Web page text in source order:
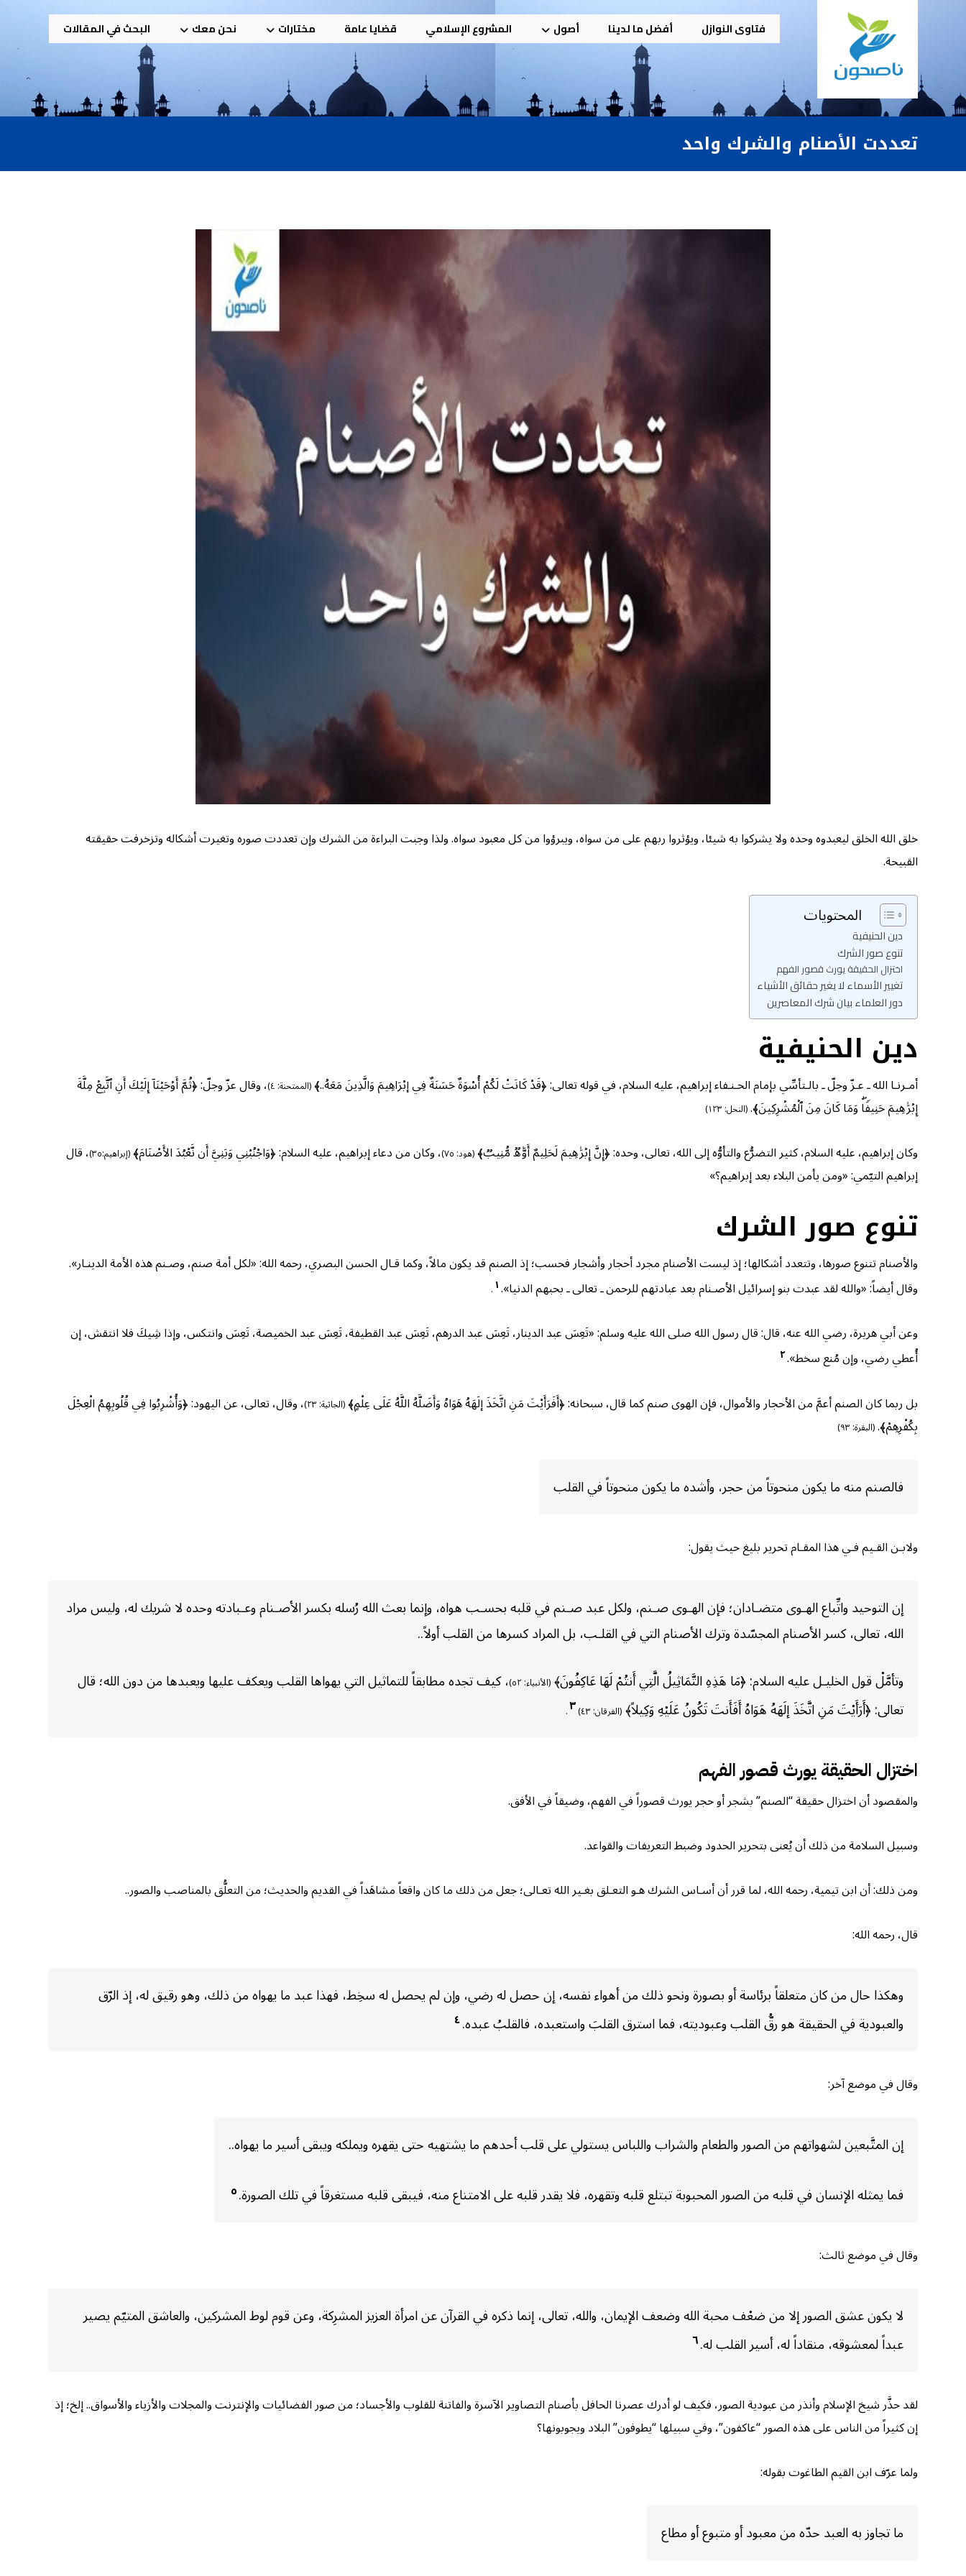
فتاوى النوازل أفضل ما لدينا أصول المشروع الإسلامي قضايا عامة مختارات نحن معك البحث في المقالات
تعددت الأصنام والشرك واحد
خلق الله الخلق ليعبدوه وحده ولا يشركوا به شيئا، ويؤثروا ربهم على من سواه، ويبرؤوا من كل معبود سواه. ولذا وجبت البراءة من الشرك وإن تعددت صوره وتغيرت أشكاله وتزخرفت حقيقته
القبيحة.
المحتويات
دين الحنيفية
تنوع صور الشرك
اختزال الحقيقة يورث قصور الفهم
تغيير الأسماء لا يغير حقائق الأشياء
دور العلماء بيان شرك المعاصرين
دين الحنيفية
أمـرنـا الله ـ عـزّ وجلّ ـ بالـتأسِّي بإمام الحـنـفاء إبراهيم، عليه السلام، في قوله تعالى: ﴿قَدْ كَانَتْ لَكُمْ أُسْوَةٌ حَسَنَةٌ فِي إبْرَاهِيمَ وَالَّذِينَ مَعَهُ..﴾(الممتحنة: ٤)
، وقال عزّ وجلّ: ﴿ثُمَّ أَوۡحَیۡنَاۤ إِلَیۡكَ أَنِ ٱتَّبِعۡ مِلَّةَ
إِبۡرَ ٰ⁠هِیمَ حَنِیفࣰاۖ وَمَا كَانَ مِنَ ٱلۡمُشۡرِكِینَ﴾.(النحل: ١٢٣)
وكان إبراهيم، عليه السلام، كثير التضرُّع والتأوُّه إلى الله، تعالى، وحده: ﴿إِنَّ إِبۡرَ ٰ⁠هِیمَ لَحَلِیمٌ أَوَّ ٰ⁠هࣱ مُّنِیبࣱ﴾(هود: ٧٥) ، وكان من دعاء إبراهيم، عليه السلام: ﴿وَاجْنُبْنِي وَبَنِيَّ أَن نَّعْبُدَ الأَصْنَامَ﴾(إبراهيم:٣٥)
، قال
إبراهيم التيّمي: «ومن يأمن البلاء بعد إبراهيم؟»
تنوع صور الشرك
والأصنام تتنوع صورها، وتتعدد أشكالها؛ إذ ليست الأصنام مجرد أحجار وأشجار فحسب؛ إذ الصنم قد يكون مالاً، وكما قـال الحسن البصري، رحمه الله: «لكل أمة صنم، وصـنم هذه الأمة الدينـار».
وقال أيضاً: «والله لقد عبدت بنو إسرائيل الأصـنام بعد عبادتهم للرحمن ـ تعالى ـ بحبهم الدنيا».١ .
وعن أبي هريرة، رضي الله عنه، قال: قال رسول الله صلى الله عليه وسلم: «تَعِسَ عبد الدينار، تَعِسَ عبد الدرهم، تَعِسَ عبد القطيفة، تَعِسَ عبد الخميصة، تَعِسَ وانتكس، وإذا شِيكَ فلا انتقش، إن
أُعطي رضي، وإن مُنع سخط».٢
بل ربما كان الصنم أعمَّ من الأحجار والأموال، فإن الهوى صنم كما قال، سبحانه: ﴿أَفَرَأَيْتَ مَنِ اتَّخَذَ إلَهَهُ هَوَاهُ وَأَضَلَّهُ اللَّهُ عَلَى عِلْمٍ﴾(الجاثية: ٢٣)
، وقال، تعالى، عن اليهود: ﴿وَأُشْرِبُوا فِي قُلُوبِهِمُ الْعِجْلَ
بِكُفْرِهِمْ﴾.(البقرة: ٩٣)
فالصنم منه ما يكون منحوتاً من حجر، وأشده ما يكون منحوتاً في القلب
ولابـن القـيم فـي هذا المقـام تحرير بليغ حيث يقول:
إن التوحيد واتِّباع الهـوى متضـادان؛ فإن الهـوى صـنم، ولكل عبد صـنم في قلبه بحسـب هواه، وإنما بعث الله رُسله بكسر الأصـنام وعـبادته وحده لا شريك له، وليس مراد
الله، تعالى، كسر الأصنام المجسّدة وترك الأصنام التي في القلـب، بل المراد كسرها من القلب أولاً..
وتأمَّلْ قول الخليـل عليه السلام: ﴿مَا هَذِهِ التَّمَاثِيلُ الَّتِي أَنتُمْ لَهَا عَاكِفُونَ﴾(الأنبياء: ٥٢)
، كيف تجده مطابقاً للتماثيل التي يهواها القلب ويعكف عليها ويعبدها من دون الله؛ قال
تعالى: ﴿أَرَأَيْتَ مَنِ اتَّخَذَ إلَهَهُ هَوَاهُ أَفَأَنتَ تَكُونُ عَلَيْهِ وَكِيلاً﴾(الفرقان: ٤٣) ٣.
اختزال الحقيقة يورث قصور الفهم
والمقصود أن اختزال حقيقة “الصنم” بشجر أو حجر يورث قصوراً في الفهم، وضيقاً في الأفق.
وسبيل السلامة من ذلك أن يُعنى بتحرير الحدود وضبط التعريفات والقواعد.
ومن ذلك: أن ابن تيمية، رحمه الله، لما قرر أن أسـاس الشرك هـو التعـلق بغـير الله تعـالى؛ جعل من ذلك ما كان واقعاً مشاهَداً في القديم والحديث؛ من التعلُّق بالمناصب والصور..
قال، رحمه الله:
وهكذا حال من كان متعلقاً برئاسة أو بصورة ونحو ذلك من أهواء نفسه، إن حصل له رضي، وإن لم يحصل له سخِط، فهذا عبد ما يهواه من ذلك، وهو رقيق له، إذ الرّق
والعبودية في الحقيقة هو رقُّ القلب وعبوديته، فما استرق القلبَ واستعبده، فالقلبُ عبده.٤
وقال في موضع آخر:
إن المتَّبعين لشهواتهم من الصور والطعام والشراب واللباس يستولي على قلب أحدهم ما يشتهيه حتى يقهره ويملكه ويبقى أسير ما يهواه..
فما يمثله الإنسان في قلبه من الصور المحبوبة تبتلع قلبه وتقهره، فلا يقدر قلبه على الامتناع منه، فيبقى قلبه مستغرقاً في تلك الصورة.٥
وقال في موضع ثالث:
لا يكون عشق الصور إلا من ضعْف محبة الله وضعف الإيمان، والله، تعالى، إنما ذكره في القرآن عن امرأة العزيز المشرِكة، وعن قوم لوط المشركين، والعاشق المتيّم يصير
عبداً لمعشوقه، منقاداً له، أسير القلب له.٦
لقد حذَّر شيخ الإسلام وأنذر من عبودية الصور، فكيف لو أدرك عصرنا الحافل بأصنام التصاوير الآسرة والفاتنة للقلوب والأجساد؛ من صور الفضائيات والإنترنت والمجلات والأزياء والأسواق.. إلخ؛ إذ
إن كثيراً من الناس على هذه الصور “عاكفون”، وفي سبيلها “يطوفون” البلاد ويجوبونها؟
ولما عرّف ابن القيم الطاغوت بقوله:
ما تجاوز به العبد حدّه من معبود أو متبوع أو مطاع